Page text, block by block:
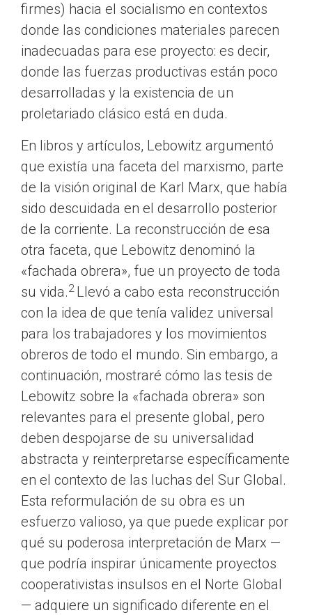
firmes) hacia el socialismo en contextos
donde las condiciones materiales parecen
inadecuadas para ese proyecto: es decir,
donde las fuerzas productivas están poco
desarrolladas y la existencia de un
proletariado clásico está en duda.
En libros y artículos, Lebowitz argumentó
que existía una faceta del marxismo, parte
de la visión original de Karl Marx, que había
sido descuidada en el desarrollo posterior
de la corriente. La reconstrucción de esa
otra faceta, que Lebowitz denominó la
«fachada obrera», fue un proyecto de toda
su vida.2 Llevó a cabo esta reconstrucción
con la idea de que tenía validez universal
para los trabajadores y los movimientos
obreros de todo el mundo. Sin embargo, a
continuación, mostraré cómo las tesis de
Lebowitz sobre la «fachada obrera» son
relevantes para el presente global, pero
deben despojarse de su universalidad
abstracta y reinterpretarse específicamente
en el contexto de las luchas del Sur Global.
Esta reformulación de su obra es un
esfuerzo valioso, ya que puede explicar por
qué su poderosa interpretación de Marx —
que podría inspirar únicamente proyectos
cooperativistas insulsos en el Norte Global
— adquiere un significado diferente en el